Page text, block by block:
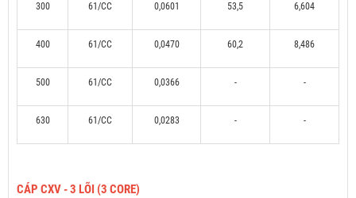
300 61/CC 0,0601 53,5 6,604
400 61/CC 0,0470 60,2 8,486
500 61/CC 0,0366 - -
630 61/CC 0,0283 - -
CÁP CXV - 3 LÕI (3 CORE)